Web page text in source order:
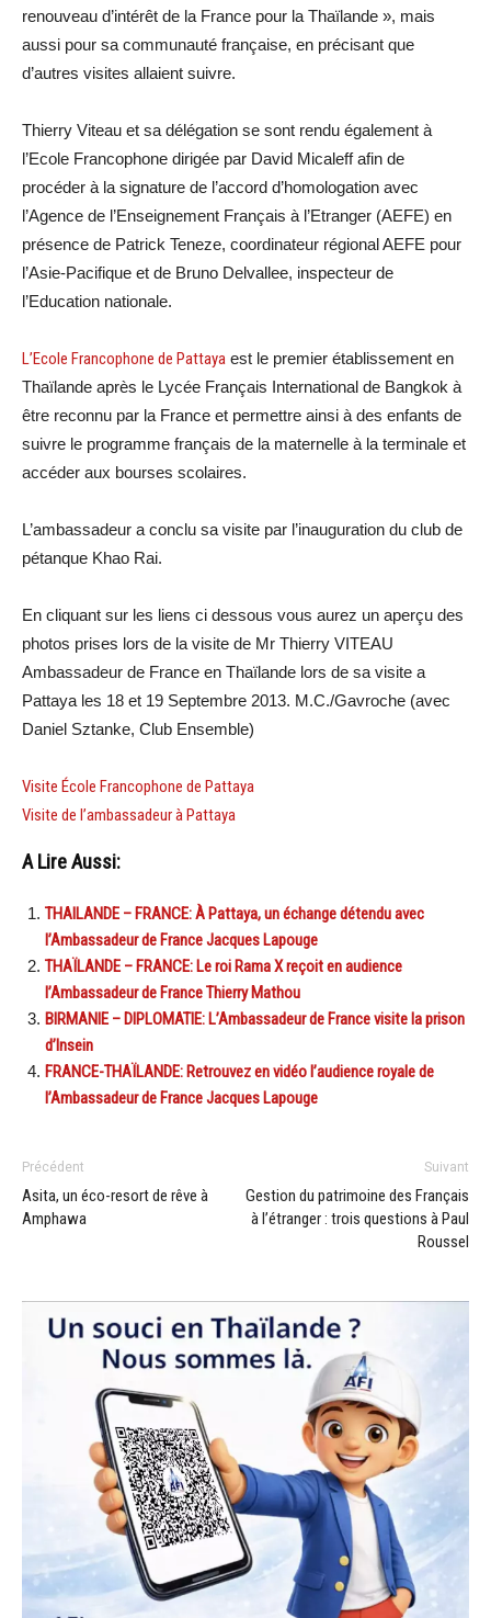
renouveau d’intérêt de la France pour la Thaïlande », mais
aussi pour sa communauté française, en précisant que
d’autres visites allaient suivre.
Thierry Viteau et sa délégation se sont rendu également à
l’Ecole Francophone dirigée par David Micaleff afin de
procéder à la signature de l’accord d’homologation avec
l’Agence de l’Enseignement Français à l’Etranger (AEFE) en
présence de Patrick Teneze, coordinateur régional AEFE pour
l’Asie-Pacifique et de Bruno Delvallee, inspecteur de
l’Education nationale.
L’Ecole Francophone de Pattaya est le premier établissement en
Thaïlande après le Lycée Français International de Bangkok à
être reconnu par la France et permettre ainsi à des enfants de
suivre le programme français de la maternelle à la terminale et
accéder aux bourses scolaires.
L’ambassadeur a conclu sa visite par l’inauguration du club de
pétanque Khao Rai.
En cliquant sur les liens ci dessous vous aurez un aperçu des
photos prises lors de la visite de Mr Thierry VITEAU
Ambassadeur de France en Thaïlande lors de sa visite a
Pattaya les 18 et 19 Septembre 2013. M.C./Gavroche (avec
Daniel Sztanke, Club Ensemble)
Visite École Francophone de Pattaya
Visite de l’ambassadeur à Pattaya
A Lire Aussi:
THAILANDE – FRANCE: À Pattaya, un échange détendu avec
l’Ambassadeur de France Jacques Lapouge
THAÏLANDE – FRANCE: Le roi Rama X reçoit en audience
l’Ambassadeur de France Thierry Mathou
BIRMANIE – DIPLOMATIE: L’Ambassadeur de France visite la prison
d’Insein
FRANCE-THAÏLANDE: Retrouvez en vidéo l’audience royale de
l’Ambassadeur de France Jacques Lapouge
Précédent
Asita, un éco-resort de rêve à
Amphawa
Suivant
Gestion du patrimoine des Français
à l’étranger : trois questions à Paul
Roussel